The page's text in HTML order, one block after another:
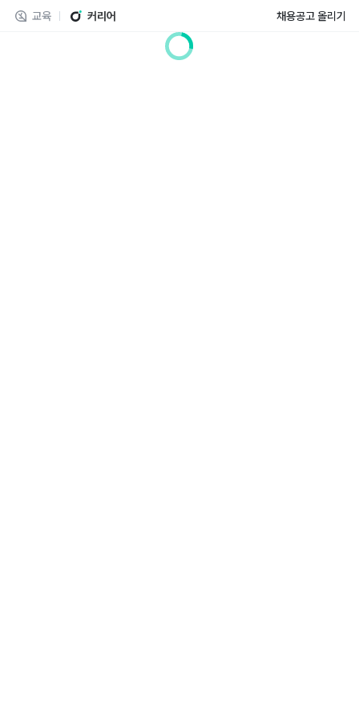
교육 커리어 채용공고 올리기